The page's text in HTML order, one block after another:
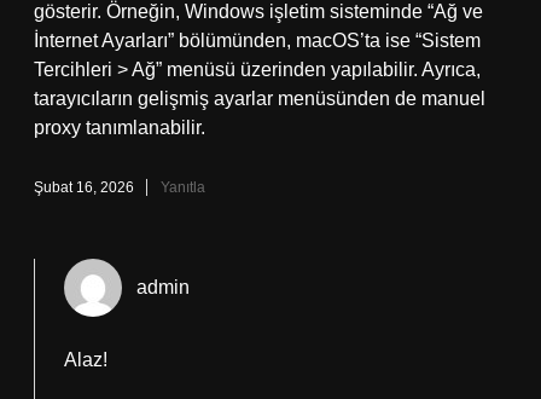
gösterir. Örneğin, Windows işletim sisteminde “Ağ ve
İnternet Ayarları” bölümünden, macOS’ta ise “Sistem
Tercihleri > Ağ” menüsü üzerinden yapılabilir. Ayrıca,
tarayıcıların gelişmiş ayarlar menüsünden de manuel
proxy tanımlanabilir.
Şubat 16, 2026 Yanıtla
admin
Alaz!